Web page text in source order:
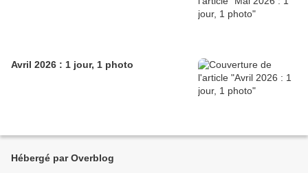
Avril 2026 : 1 jour, 1 photo
Hébergé par Overblog